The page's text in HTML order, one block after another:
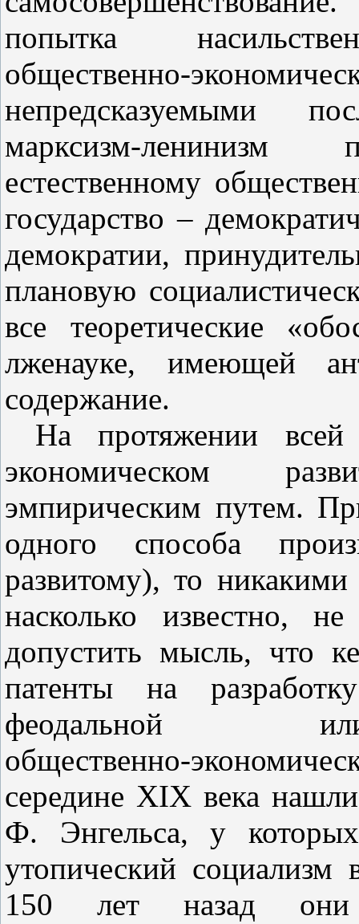
попытка
непредсказуемыми
марксизм‑ленинизм
естественному
государство –
демократии,
плановую
все теоретические
лженауке, имеющей
содержание.
На протяжении
экономическом
эмпирическим путем.
одного способа
развитому), то никакими
насколько известно,
допустить мысль, что
патенты на
феодальной или
середине XIX века
Ф. Энгельса, у которых
утопический
150 лет назад они